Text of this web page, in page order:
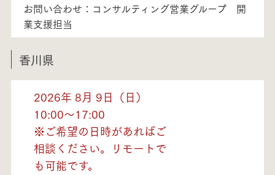
お問い合わせ：コンサルティング営業グループ 開
業支援担当
香川県
2026年 8月 9日（日）
10:00～17:00
※ご希望の日時があればご
相談ください。リモートで
も可能です。